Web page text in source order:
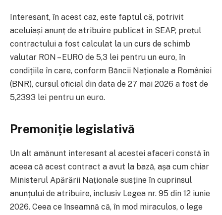
Interesant, în acest caz, este faptul că, potrivit
aceluiași anunț de atribuire publicat în SEAP, prețul
contractului a fost calculat la un curs de schimb
valutar RON – EURO de 5,3 lei pentru un euro, în
condițiile în care, conform Băncii Naționale a României
(BNR), cursul oficial din data de 27 mai 2026 a fost de
5,2393 lei pentru un euro.
Premoniție legislativă
Un alt amănunt interesant al acestei afaceri constă în
aceea că acest contract a avut la bază, așa cum chiar
Ministerul Apărării Naționale susține în cuprinsul
anunțului de atribuire, inclusiv Legea nr. 95 din 12 iunie
2026. Ceea ce înseamnă că, în mod miraculos, o lege